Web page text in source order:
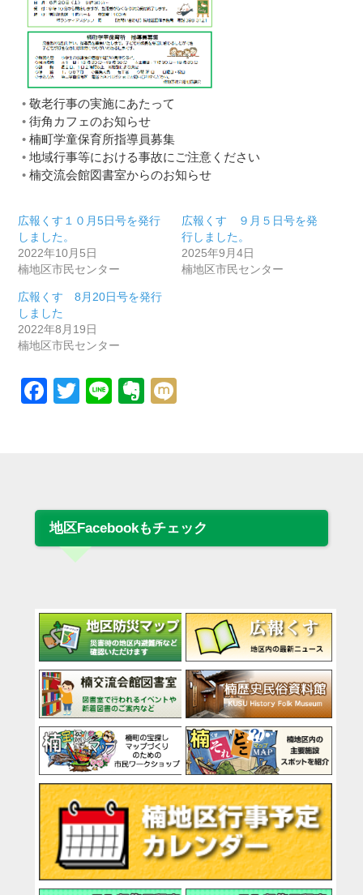
敬老行事の実施にあたって
街角カフェのお知らせ
楠町学童保育所指導員募集
地域行事等における事故にご注意ください
楠交流会館図書室からのお知らせ
広報くす１０月5日号を発行
しました。
2022年10月5日
楠地区市民センター
広報くす ９月５日号を発
行しました。
2025年9月4日
楠地区市民センター
広報くす 8月20日号を発行
しました
2022年8月19日
楠地区市民センター
Facebook
Twitter
LineEvernote
地区Facebookもチェック